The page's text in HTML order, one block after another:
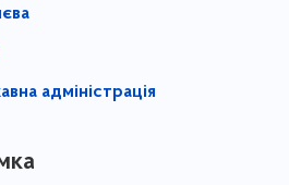
адміністрація